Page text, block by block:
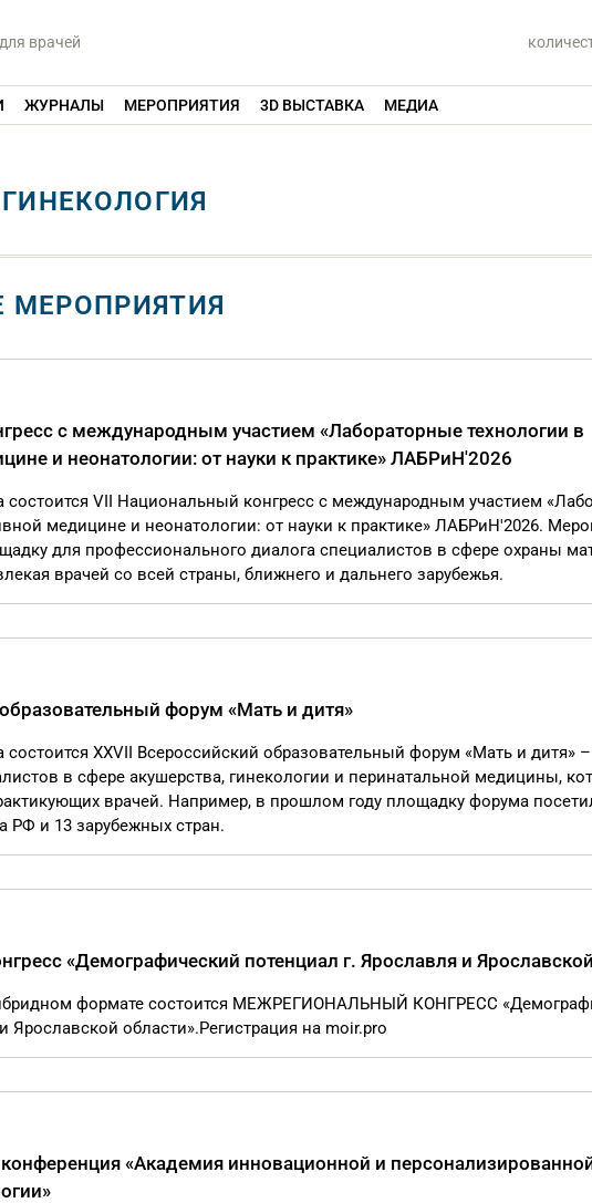
врачей
ЖУРНАЛЫ МЕРОПРИЯТИЯ 3D ВЫСТАВКА МЕДИА
с международным участием «Лабораторные технологии в
и неонатологии: от науки к практике» ЛАБРиН'2026
состоится VII Национальный конгресс с международным участием
медицине и неонатологии: от науки к практике» ЛАБРиН'2026.
для профессионального диалога специалистов в сфере охраны
врачей со всей страны, ближнего и дальнего зарубежья.
форум «Мать и дитя»
состоится XXVII Всероссийский образовательный форум «Мать и дитя»
в сфере акушерства, гинекологии и перинатальной медицины,
врачей. Например, в прошлом году площадку форума
РФ и 13 зарубежных стран.
«Демографический потенциал г. Ярославля и
формате состоится МЕЖРЕГИОНАЛЬНЫЙ КОНГРЕСС
Ярославской области».Регистрация на moir.pro
конференция «Академия инновационной и